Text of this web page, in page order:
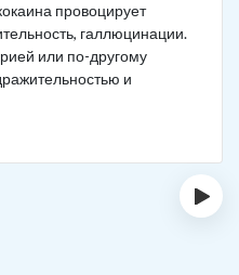
провоцирует
галлюцинации.
или по-другому
и
›